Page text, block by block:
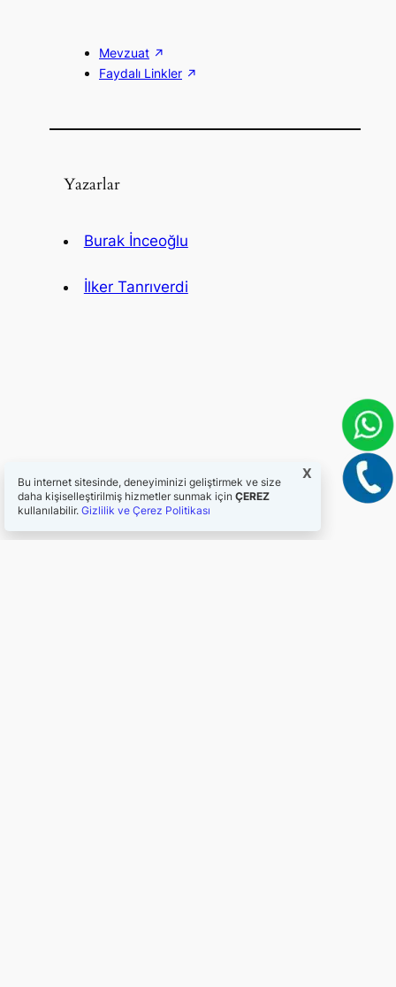
Mevzuat
Faydalı Linkler
Yazarlar
Burak İnceoğlu
İlker Tanrıverdi
Bu internet sitesinde, deneyiminizi geliştirmek ve size
daha kişiselleştirilmiş hizmetler sunmak için ÇEREZ
kullanılabilir. Gizlilik ve Çerez Politikası
X